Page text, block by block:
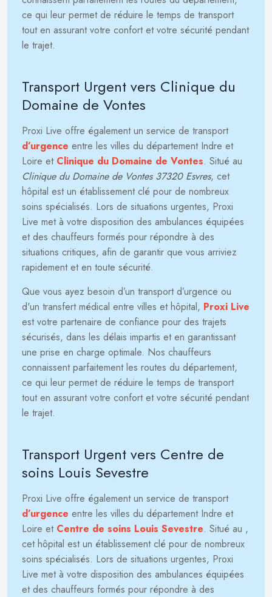
ce qui leur permet de réduire le temps de transport
tout en assurant votre confort et votre sécurité pendant
le trajet.
Transport Urgent vers Clinique du
Domaine de Vontes
Proxi Live offre également un service de transport
d’urgence entre les villes du département Indre et
Loire et Clinique du Domaine de Vontes. Situé au
Clinique du Domaine de Vontes 37320 Esvres, cet
hôpital est un établissement clé pour de nombreux
soins spécialisés. Lors de situations urgentes, Proxi
Live met à votre disposition des ambulances équipées
et des chauffeurs formés pour répondre à des
situations critiques, afin de garantir que vous arriviez
rapidement et en toute sécurité.
Que vous ayez besoin d’un transport d’urgence ou
d'un transfert médical entre villes et hôpital, Proxi Live
est votre partenaire de confiance pour des trajets
sécurisés, dans les délais impartis et en garantissant
une prise en charge optimale. Nos chauffeurs
connaissent parfaitement les routes du département,
ce qui leur permet de réduire le temps de transport
tout en assurant votre confort et votre sécurité pendant
le trajet.
Transport Urgent vers Centre de
soins Louis Sevestre
Proxi Live offre également un service de transport
d’urgence entre les villes du département Indre et
Loire et Centre de soins Louis Sevestre. Situé au ,
cet hôpital est un établissement clé pour de nombreux
soins spécialisés. Lors de situations urgentes, Proxi
Live met à votre disposition des ambulances équipées
et des chauffeurs formés pour répondre à des